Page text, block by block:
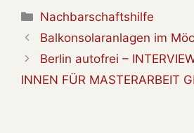
Kategorien
Nachbarschaftshilfe
Balkonsolaranlagen im
Berlin autofrei –
INNEN FÜR MASTERARBEIT